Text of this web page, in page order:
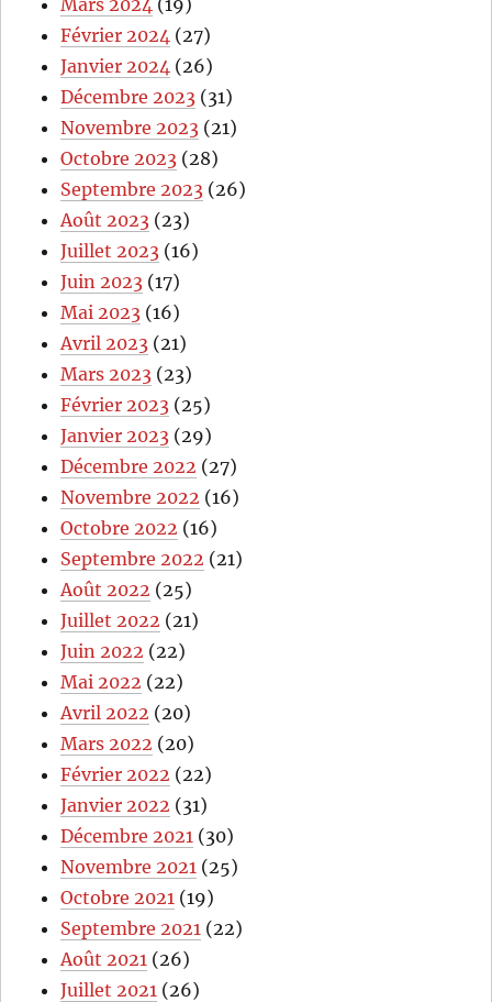
Février 2024 (27)
Janvier 2024 (26)
Décembre 2023 (31)
Novembre 2023 (21)
Octobre 2023 (28)
Septembre 2023 (26)
Août 2023 (23)
Juillet 2023 (16)
Juin 2023 (17)
Mai 2023 (16)
Avril 2023 (21)
Mars 2023 (23)
Février 2023 (25)
Janvier 2023 (29)
Décembre 2022 (27)
Novembre 2022 (16)
Octobre 2022 (16)
Septembre 2022 (21)
Août 2022 (25)
Juillet 2022 (21)
Juin 2022 (22)
Mai 2022 (22)
Avril 2022 (20)
Mars 2022 (20)
Février 2022 (22)
Janvier 2022 (31)
Décembre 2021 (30)
Novembre 2021 (25)
Octobre 2021 (19)
Septembre 2021 (22)
Août 2021 (26)
Juillet 2021 (26)